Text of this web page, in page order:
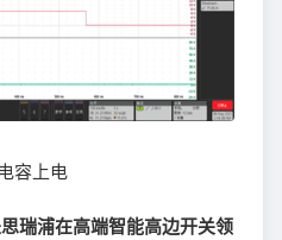
容上电
瑞浦在高端智能高边开关领